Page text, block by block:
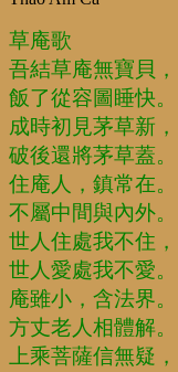
草庵歌
吾結草庵無寶貝，
飯了從容圖睡快。
成時初見茅草新，
破後還將茅草蓋。
住庵人，鎮常在。
不屬中間與內外。
世人住處我不住，
世人愛處我不愛。
庵雖小，含法界。
方丈老人相體解。
上乘菩薩信無疑，